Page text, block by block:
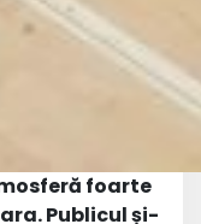
foarte
Publicul și-